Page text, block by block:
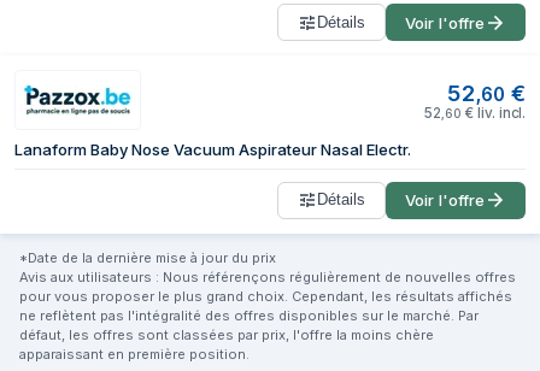
Détails Voir l'offre
52,60 €
52 60 € liv. incl.
Lanaform Baby Nose Vacuum Aspirateur Nasal Electr.
Détails Voir l'offre
*Date de la dernière mise à jour du prix
Avis aux utilisateurs : Nous référençons régulièrement de nouvelles offres
pour vous proposer le plus grand choix. Cependant, les résultats affichés
ne reflètent pas l'intégralité des offres disponibles sur le marché. Par
défaut, les offres sont classées par prix, l'offre la moins chère
apparaissant en première position.